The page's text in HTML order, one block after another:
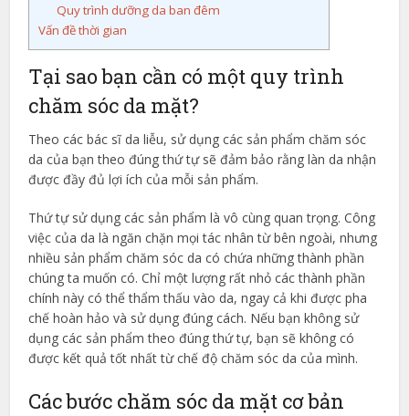
Quy trình dưỡng da ban đêm
Vấn đề thời gian
Tại sao bạn cần có một quy trình
chăm sóc da mặt?
Theo các bác sĩ da liễu, sử dụng các sản phẩm chăm sóc
da của bạn theo đúng thứ tự sẽ đảm bảo rằng làn da nhận
được đầy đủ lợi ích của mỗi sản phẩm.
Thứ tự sử dụng các sản phẩm là vô cùng quan trọng. Công
việc của da là ngăn chặn mọi tác nhân từ bên ngoài, nhưng
nhiều sản phẩm chăm sóc da có chứa những thành phần
chúng ta muốn có. Chỉ một lượng rất nhỏ các thành phần
chính này có thể thẩm thấu vào da, ngay cả khi được pha
chế hoàn hảo và sử dụng đúng cách. Nếu bạn không sử
dụng các sản phẩm theo đúng thứ tự, bạn sẽ không có
được kết quả tốt nhất từ chế độ chăm sóc da của mình.
Các bước chăm sóc da mặt cơ bản